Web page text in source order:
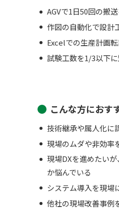
AGVで1日50回の搬
作図の自動化で設計
Excelでの生産計画
試験工数を1/3以下
こんな方におす
技術継承や属人化に
現場のムダや非効率
現場DXを進めたい
か悩んでいる
システム導入を現場
他社の現場改善事例